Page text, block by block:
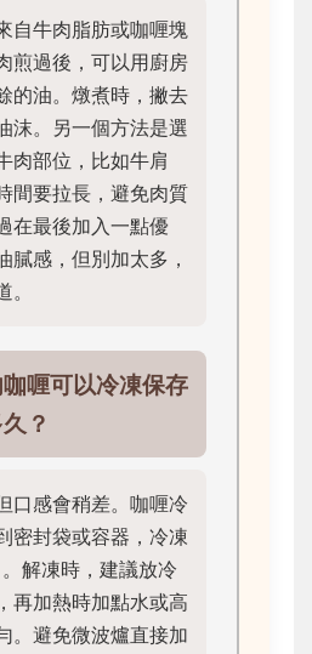
自牛肉脂肪或咖喱塊
煎過後，可以用廚房
的油。燉煮時，撇去
沫。另一個方法是選
肉部位，比如牛肩
間要拉長，避免肉質
在最後加入一點優
膩感，但別加太多，
喱可以冷凍保存
？
口感會稍差。咖喱冷
密封袋或容器，冷凍
解凍時，建議放冷
再加熱時加點水或高
。避免微波爐直接加